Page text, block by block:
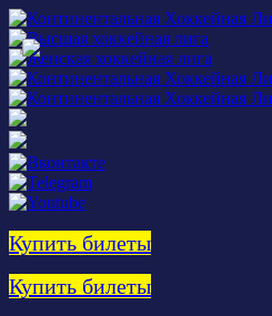
Купить билеты
Купить билеты